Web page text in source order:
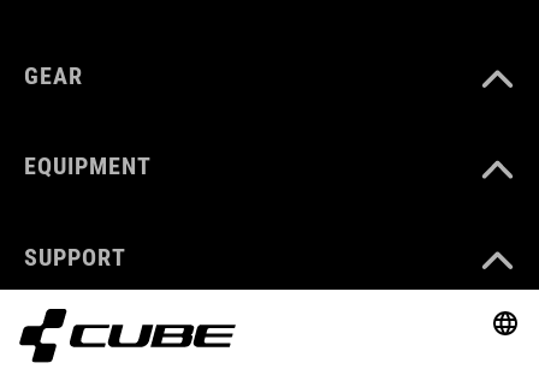
GEAR
EQUIPMENT
SUPPORT
ABOUT US